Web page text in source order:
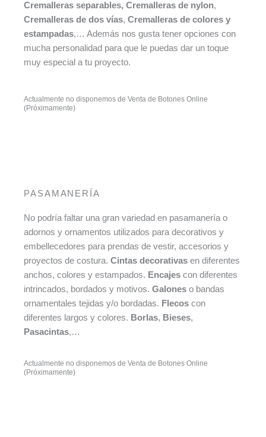
Cremalleras separables, Cremalleras de nylon,
Cremalleras de dos vías, Cremalleras de colores y
estampadas,… Además nos gusta tener opciones con
mucha personalidad para que le puedas dar un toque
muy especial a tu proyecto.
Actualmente no disponemos de Venta de Botones Online
(Próximamente)
PASAMANERÍA
No podría faltar una gran variedad en pasamanería o
adornos y ornamentos utilizados para decorativos y
embellecedores para prendas de vestir, accesorios y
proyectos de costura. Cintas decorativas en diferentes
anchos, colores y estampados. Encajes con diferentes
intrincados, bordados y motivos. Galones o bandas
ornamentales tejidas y/o bordadas. Flecos con
diferentes largos y colores. Borlas, Bieses,
Pasacintas,…
Actualmente no disponemos de Venta de Botones Online
(Próximamente)